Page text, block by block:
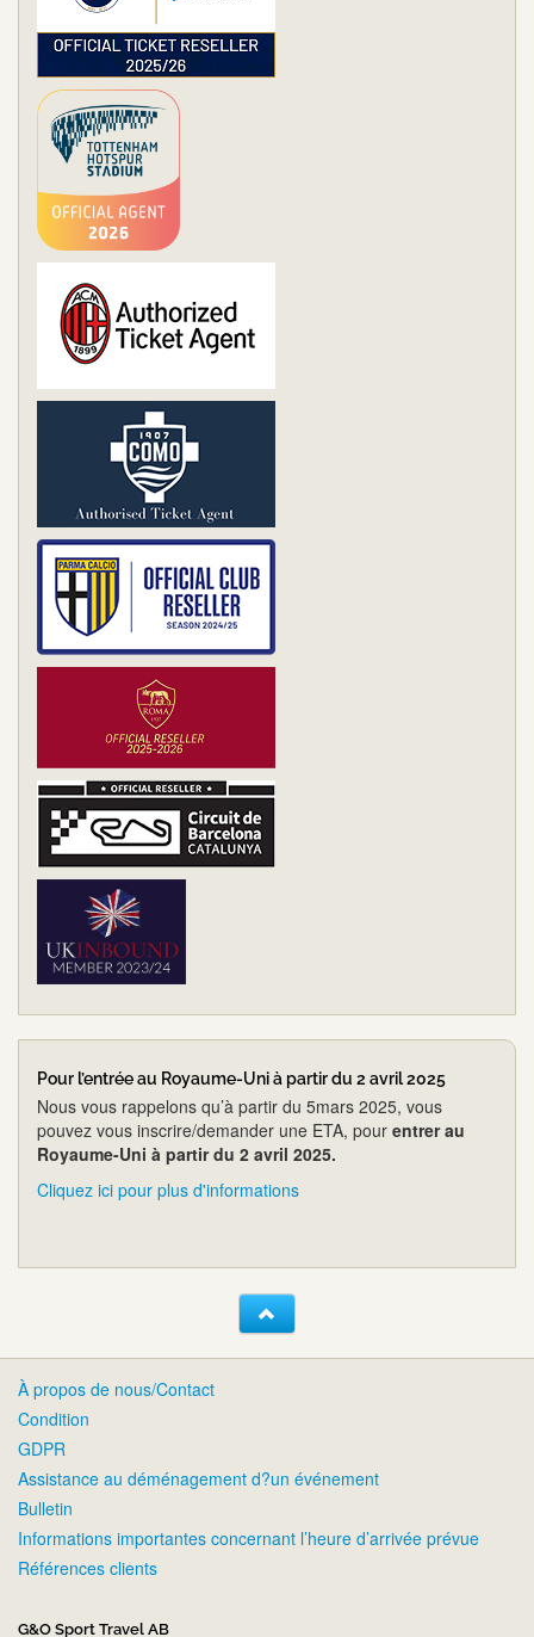
Pour l’entrée au Royaume-Uni à partir du 2 avril 2025
Nous vous rappelons qu’à partir du 5mars 2025, vous
pouvez vous inscrire/demander une ETA, pour entrer au
Royaume-Uni à partir du 2 avril 2025.
Cliquez ici pour plus d'informations
À propos de nous/Contact
Condition
GDPR
Assistance au déménagement d?un événement
Bulletin
Informations importantes concernant l’heure d’arrivée prévue
Références clients
G&O Sport Travel AB